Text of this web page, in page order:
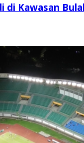
di Kawasan